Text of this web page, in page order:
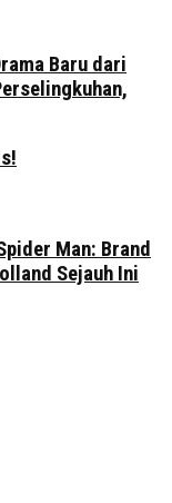
Baru dari
Man: Brand
Sejauh Ini